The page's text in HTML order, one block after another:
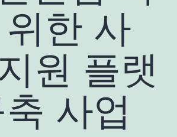
한 사
원 플랫
사업